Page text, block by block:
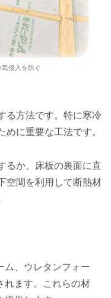
侵入を防ぐ
る方法です。特に寒冷
に重要な工法です。
るか、床板の裏面に直
空間を利用して断熱材
ム、ウレタンフォー
れます。これらの材